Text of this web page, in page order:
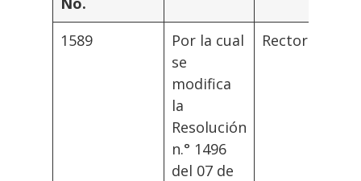
1589
Por la cual
se
modifica
la
Resolución
n.° 1496
del 07 de
Rector